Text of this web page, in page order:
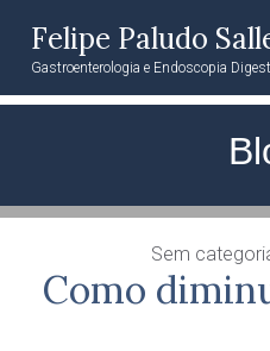
Felipe Paludo
Gastroenterologia e Endoscopia
Sem
Como